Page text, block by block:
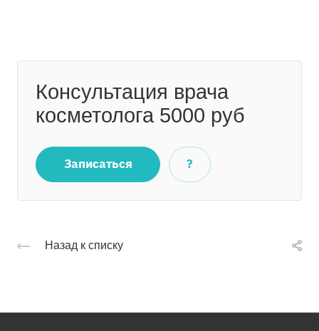
Консультация врача
косметолога 5000 руб
Записаться ?
Назад к списку